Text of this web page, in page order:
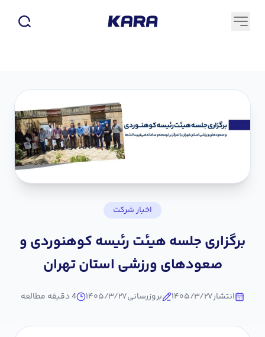
اخبار شرکت
برگزاری جلسه هیئت رئیسه کوهنوردی و
صعودهای ورزشی استان تهران
انتشار۱۴۰۵/۳/۲۷ بروزرسانی۱۴۰۵/۳/۲۷ 4دقیقه مطالعه